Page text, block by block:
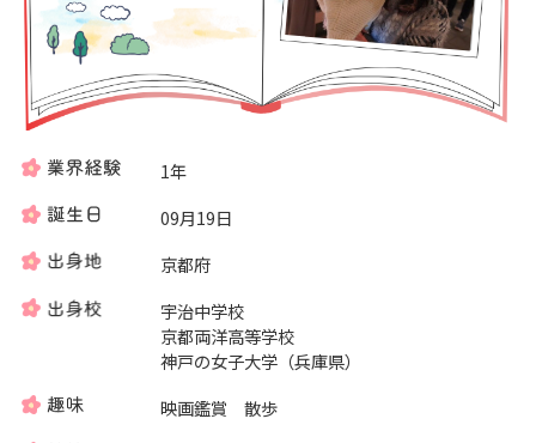
1年
09月19日
京都府
宇治中学校
京都両洋高等学校
神戸の女子大学（兵庫県）
映画鑑賞 散歩